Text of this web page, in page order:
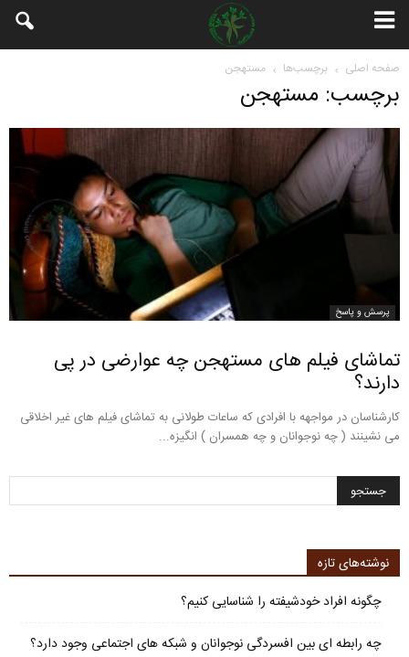
صفحه اصلی برچسب‌ها مستهجن
برچسب: مستهجن
پرسش و پاسخ
تماشای فیلم های مستهجن چه عوارضی در پی
دارند؟
کارشناسان در مواجهه با افرادی که ساعات طولانی به تماشای فیلم های غیر اخلاقی
می نشینند ( چه نوجوانان و چه همسران ) انگیزه...
نوشته‌های تازه
چگونه افراد خودشیفته را شناسایی کنیم؟
چه رابطه ای بین افسردگی نوجوانان و شبکه های اجتماعی وجود دارد؟